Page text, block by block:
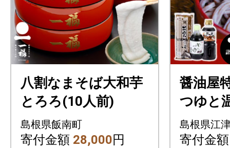
八割なまそば大和芋
とろろ(10人前)
島根県飯南町
寄付金額 28,000円
醤油屋
つゆと
ゆにこ
島根名
島根県江
寄付金